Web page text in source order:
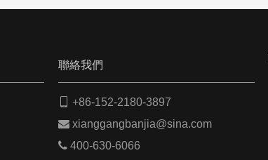
聯絡我們
+86-152-2180-3897
 xianggangbanjia@sina.com
 400-630-6066